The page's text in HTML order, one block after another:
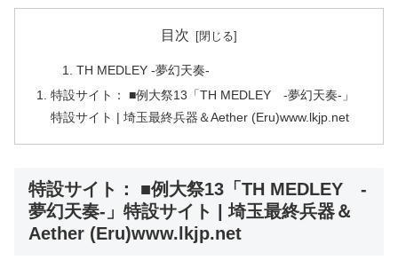
目次
TH MEDLEY -夢幻天奏-
特設サイト： ■例大祭13「TH MEDLEY -夢幻天奏-」
特設サイト | 埼玉最終兵器＆Aether (Eru)www.lkjp.net
特設サイト： ■例大祭13「TH MEDLEY -
夢幻天奏-」特設サイト | 埼玉最終兵器＆
Aether (Eru)www.lkjp.net